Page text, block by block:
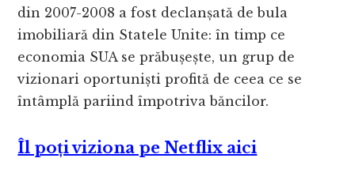
din 2007-2008 a fost declanșată de bula
imobiliară din Statele Unite: în timp ce
economia SUA se prăbușește, un grup de
vizionari oportuniști profită de ceea ce se
întâmplă pariind împotriva băncilor.
Îl poți viziona pe Netflix aici